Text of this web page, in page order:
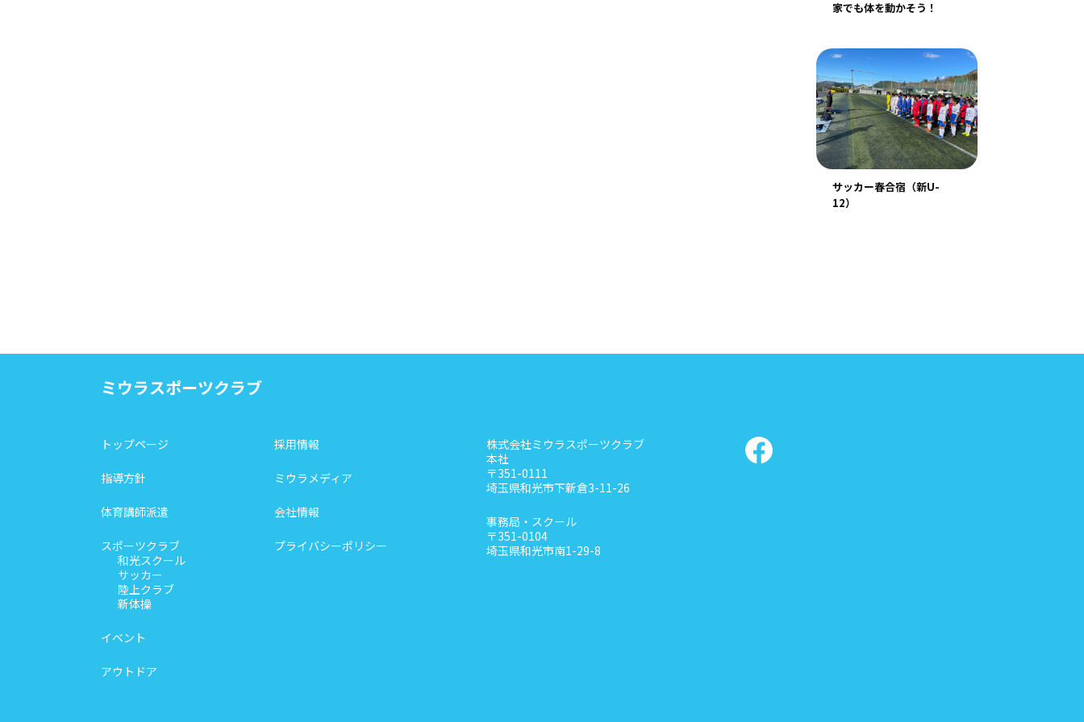
家でも体を動かそう！
サッカー春合宿（新U-
12）
ミウラスポーツクラブ
トップページ
指導方針
体育講師派遣
スポーツクラブ
和光スクール
サッカー
陸上クラブ
新体操
イベント
アウトドア
採用情報
ミウラメディア
会社情報
プライバシーポリシー
株式会社ミウラスポーツクラブ
本社
〒351-0111
埼玉県和光市下新倉3-11-26
事務局・スクール
〒351-0104
埼玉県和光市南1-29-8